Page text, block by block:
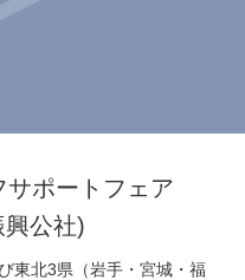
ポートフェア
公社)
東北3県（岩手・宮城・福